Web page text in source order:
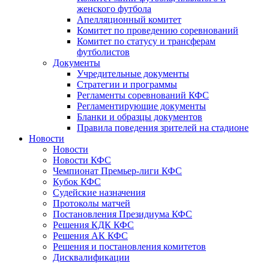
женского футбола
Апелляционный комитет
Комитет по проведению соревнований
Комитет по статусу и трансферам
футболистов
Документы
Учредительные документы
Стратегии и программы
Регламенты соревнований КФС
Регламентирующие документы
Бланки и образцы документов
Правила поведения зрителей на стадионе
Новости
Новости
Новости КФС
Чемпионат Премьер-лиги КФС
Кубок КФС
Судейские назначения
Протоколы матчей
Постановления Президиума КФС
Решения КДК КФС
Решения АК КФС
Решения и постановления комитетов
Дисквалификации